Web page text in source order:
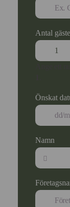
Antal
Önskat
Namn